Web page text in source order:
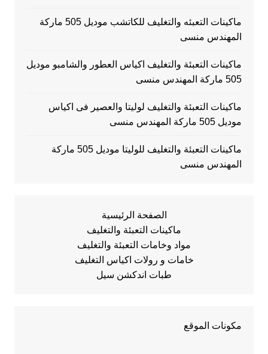
ماكينات التعبئه والتغليف للكاتشب موديل 505 ماركة
المهندس منسى
ماكينات التعبئة والتغليف اكياس العطور والشامبو موديل
505 ماركة المهندس منسى
ماكينات التعبئة والتغليف لوليتا والعصير فى اكياس
موديل 505 ماركة المهندس منسى
ماكينات التعبئة والتغليف للوليتا موديل 505 ماركة
المهندس منسى
الصفحة الرئيسية
ماكينات التعبئة والتغليف
مواد وخامات التعبئة والتغليف
خامات و رولات اكياس التغليف
طبات اندكشن سيل
مكونات الموقع